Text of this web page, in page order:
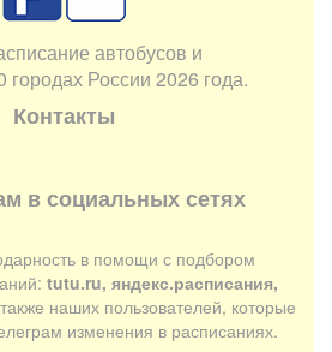
автобусов и
городах России 2026 года.
Контакты
в социальных сетях
в помощи с подбором
tutu.ru, яндекс.расписания,
наших пользователей, которые
изменения в расписаниях.